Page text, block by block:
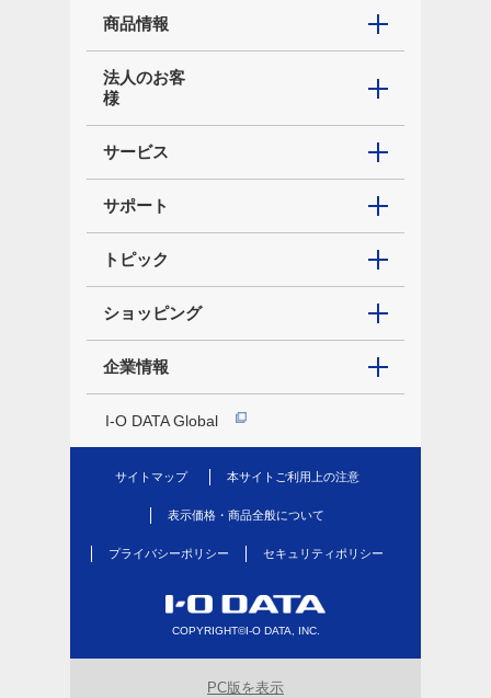
商品情報
法人のお客
様
サービス
サポート
トピック
ショッピング
企業情報
I-O DATA Global
サイトマップ 本サイトご利用上の注意
表示価格・商品全般について
プライバシーポリシー セキュリティポリシー
COPYRIGHT©I-O DATA, INC.
PC版を表示